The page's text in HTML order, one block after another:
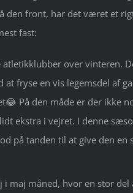
den front, har det været et
fast:
over vinteren.
at fryse en vis legemsdel af
På den måde er der ikke
ekstra i vejret. I denne
på tanden til at give den en
i maj måned, hvor en stor